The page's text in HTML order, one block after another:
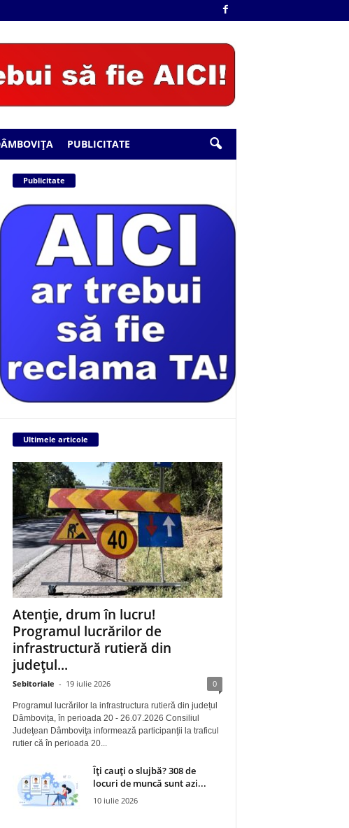
PUBLICITATE
Publicitate
Ultimele articole
Atenție, drum în lucru!
Programul lucrărilor de
infrastructură rutieră din
județul...
Sebitoriale - 19 iulie 2026 0
Programul lucrărilor la infrastructura rutieră din județul
Dâmbovița, în perioada 20 - 26.07.2026 Consiliul
Judeţean Dâmboviţa informează participanţii la traficul
rutier că în perioada 20...
Îți cauți o slujbă? 308 de
locuri de muncă sunt azi...
10 iulie 2026